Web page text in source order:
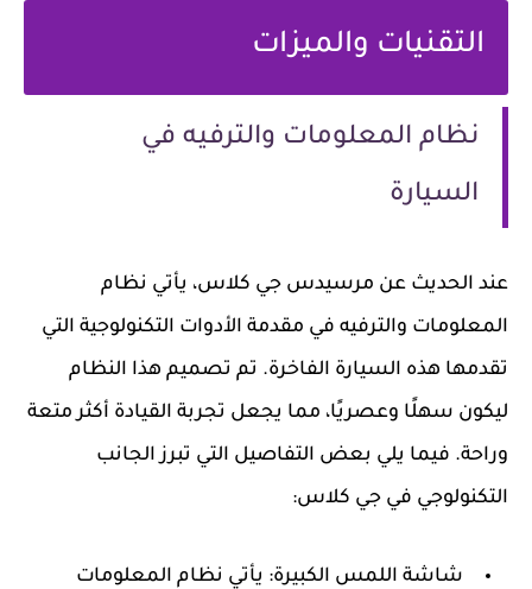
التقنيات والميزات
نظام المعلومات والترفيه في
السيارة
عند الحديث عن مرسيدس جي كلاس، يأتي نظام
المعلومات والترفيه في مقدمة الأدوات التكنولوجية التي
تقدمها هذه السيارة الفاخرة. تم تصميم هذا النظام
ليكون سهلًا وعصريًا، مما يجعل تجربة القيادة أكثر متعة
وراحة. فيما يلي بعض التفاصيل التي تبرز الجانب
التكنولوجي في جي كلاس:
شاشة اللمس الكبيرة: يأتي نظام المعلومات